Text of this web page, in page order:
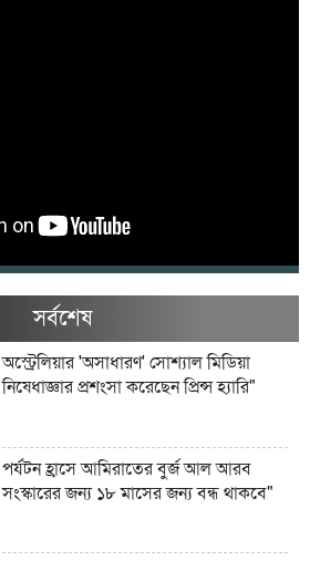
সর্বশেষ
অস্ট্রেলিয়ার 'অসাধারণ' সোশ্যাল মিডিয়া
নিষেধাজ্ঞার প্রশংসা করেছেন প্রিন্স হ্যারি"
পর্যটন হ্রাসে আমিরাতের বুর্জ আল আরব
সংস্কারের জন্য ১৮ মাসের জন্য বন্ধ থাকবে"